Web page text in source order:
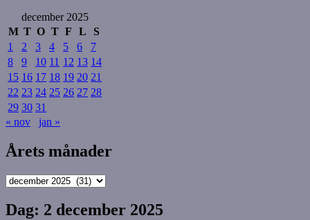
december 2025
M T O T F L
S
1
2 3 4 5 6
7
8
9 10 11 12 13 14
15 16 17 18 19 20 21
22 23 24 25 26 27 28
29 30 31
« nov
jan »
Årets månader
Årets
Dag: 2 december 2025